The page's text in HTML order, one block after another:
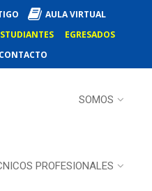
AULA VIRTUAL
EGRESADOS
CONTACTO
SOMOS
PROFESIONALES